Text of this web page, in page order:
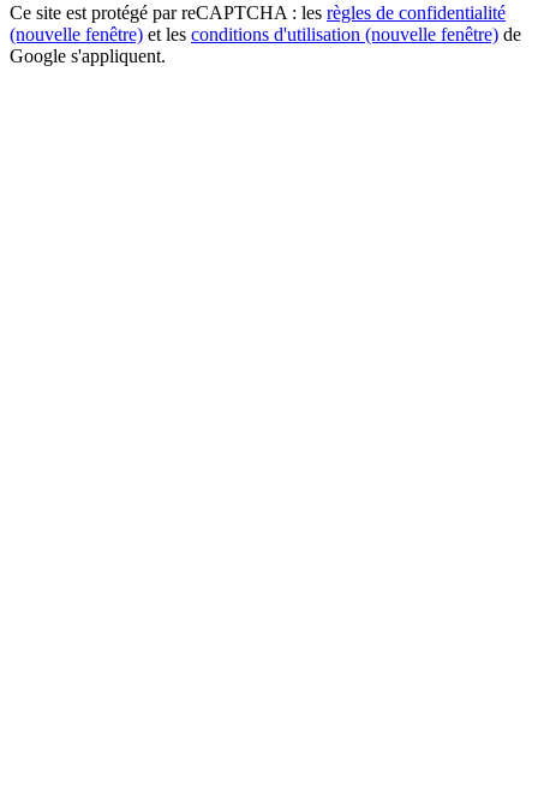
Ce site est protégé par reCAPTCHA : les règles de confidentialité
(nouvelle fenêtre) et les conditions d'utilisation (nouvelle fenêtre) de
Google s'appliquent.